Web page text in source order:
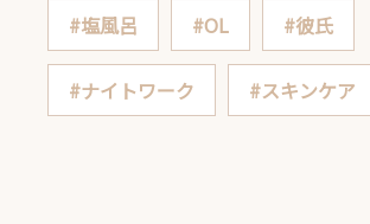
#塩風呂 #OL #彼氏
#ナイトワーク #スキンケア